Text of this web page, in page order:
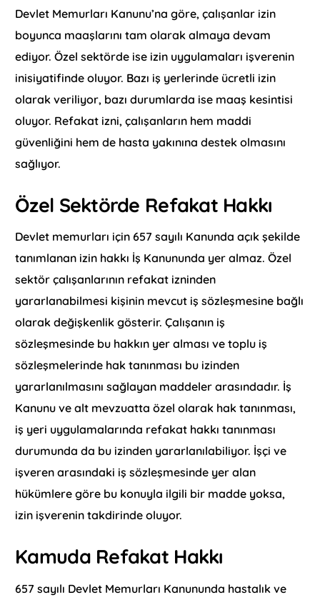
Devlet Memurları Kanunu’na göre, çalışanlar izin
boyunca maaşlarını tam olarak almaya devam
ediyor. Özel sektörde ise izin uygulamaları işverenin
inisiyatifinde oluyor. Bazı iş yerlerinde ücretli izin
olarak veriliyor, bazı durumlarda ise maaş kesintisi
oluyor. Refakat izni, çalışanların hem maddi
güvenliğini hem de hasta yakınına destek olmasını
sağlıyor.
Özel Sektörde Refakat Hakkı
Devlet memurları için 657 sayılı Kanunda açık şekilde
tanımlanan izin hakkı İş Kanununda yer almaz. Özel
sektör çalışanlarının refakat izninden
yararlanabilmesi kişinin mevcut iş sözleşmesine bağlı
olarak değişkenlik gösterir. Çalışanın iş
sözleşmesinde bu hakkın yer alması ve toplu iş
sözleşmelerinde hak tanınması bu izinden
yararlanılmasını sağlayan maddeler arasındadır. İş
Kanunu ve alt mevzuatta özel olarak hak tanınması,
iş yeri uygulamalarında refakat hakkı tanınması
durumunda da bu izinden yararlanılabiliyor. İşçi ve
işveren arasındaki iş sözleşmesinde yer alan
hükümlere göre bu konuyla ilgili bir madde yoksa,
izin işverenin takdirinde oluyor.
Kamuda Refakat Hakkı
657 sayılı Devlet Memurları Kanununda hastalık ve